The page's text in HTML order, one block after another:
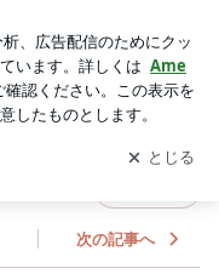
知
を受け取りまし
開く
次の記事へ